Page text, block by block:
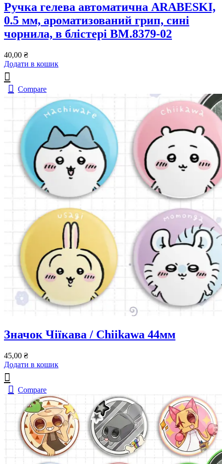
Ручка гелева автоматична ARABESKI,
0.5 мм, ароматизований грип, сині
чорнила, в блістері BM.8379-02
40,00 ₴
Додати в кошик
Compare
Значок Чіїкава / Chiikawa 44мм
45,00 ₴
Додати в кошик
Compare